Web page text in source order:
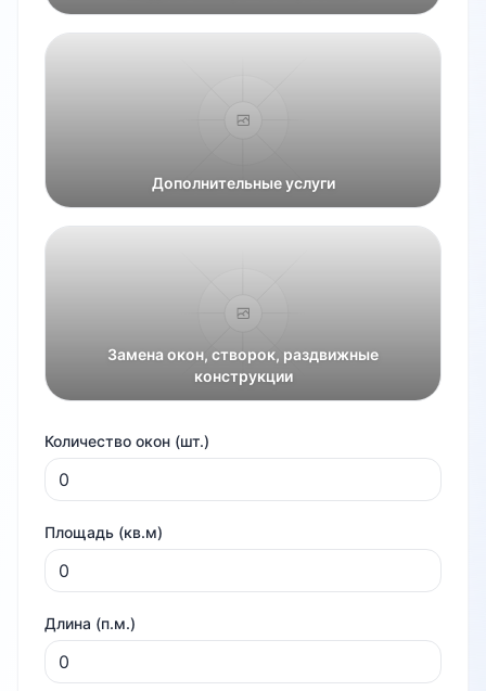
Дополнительные услуги
Замена окон, створок, раздвижные
конструкции
Количество окон (шт.)
Площадь (кв.м)
Длина (п.м.)